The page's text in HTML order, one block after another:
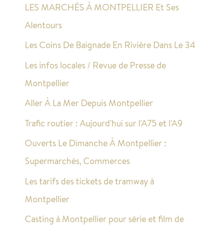
LES MARCHÉS À MONTPELLIER Et Ses
Alentours
Les Coins De Baignade En Rivière Dans Le 34
Les infos locales / Revue de Presse de
Montpellier
Aller À La Mer Depuis Montpellier
Trafic routier : Aujourd'hui sur l'A75 et l'A9
Ouverts Le Dimanche À Montpellier :
Supermarchés, Commerces
Les tarifs des tickets de tramway à
Montpellier
Casting à Montpellier pour série et film de